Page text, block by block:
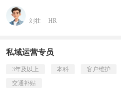
刘壮 HR
私域运营专员
3年及以上 本科 客户维护
交通补贴